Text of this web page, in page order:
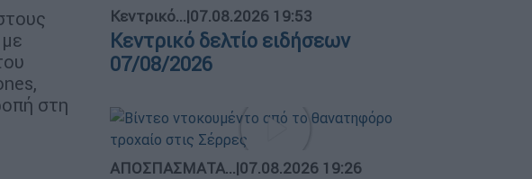
στη
Κεντρικό...|07.08.2026 19:53
Κεντρικό δελτίο ειδήσεων
07/08/2026
ΑΠΟΣΠΑΣΜΑΤΑ...|07.08.2026 19:26